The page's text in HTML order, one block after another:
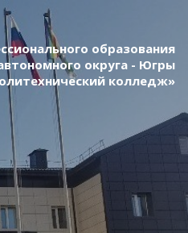
образования
округа - Югры
колледж»